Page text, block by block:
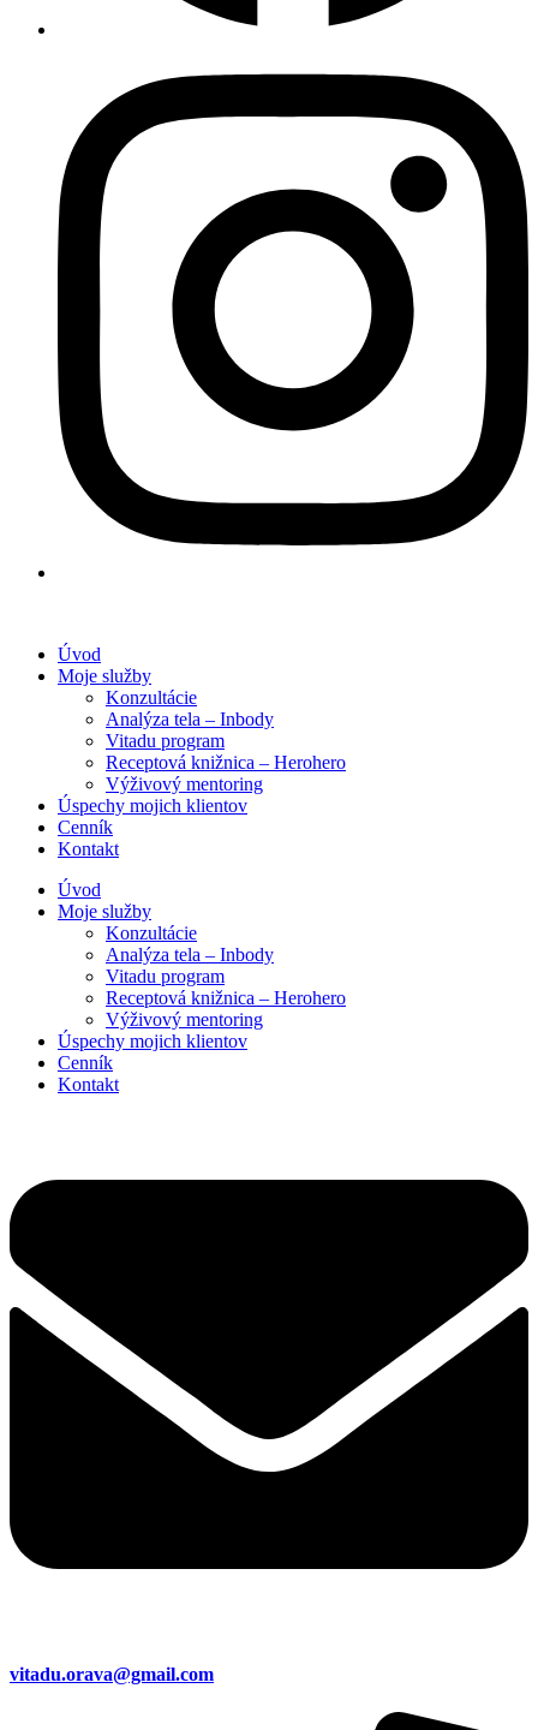
Úvod
Moje služby
Konzultácie
Analýza tela – Inbody
Vitadu program
Receptová knižnica – Herohero
Výživový mentoring
Úspechy mojich klientov
Cenník
Kontakt
Úvod
Moje služby
Konzultácie
Analýza tela – Inbody
Vitadu program
Receptová knižnica – Herohero
Výživový mentoring
Úspechy mojich klientov
Cenník
Kontakt
vitadu.orava@gmail.com